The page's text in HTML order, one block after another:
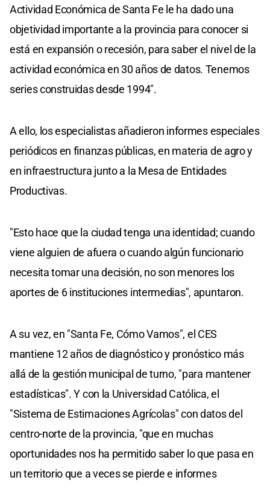
Actividad Económica de Santa Fe le ha dado una
objetividad importante a la provincia para conocer si
está en expansión o recesión, para saber el nivel de la
actividad económica en 30 años de datos. Tenemos
series construidas desde 1994".
A ello, los especialistas añadieron informes especiales
periódicos en finanzas públicas, en materia de agro y
en infraestructura junto a la Mesa de Entidades
Productivas.
"Esto hace que la ciudad tenga una identidad; cuando
viene alguien de afuera o cuando algún funcionario
necesita tomar una decisión, no son menores los
aportes de 6 instituciones intermedias", apuntaron.
A su vez, en "Santa Fe, Cómo Vamos", el CES
mantiene 12 años de diagnóstico y pronóstico más
allá de la gestión municipal de turno, "para mantener
estadísticas". Y con la Universidad Católica, el
"Sistema de Estimaciones Agrícolas" con datos del
centro-norte de la provincia, "que en muchas
oportunidades nos ha permitido saber lo que pasa en
un territorio que a veces se pierde e informes